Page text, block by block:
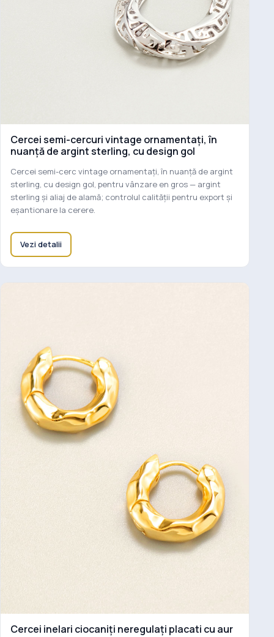
Cercei semi-cercuri vintage ornamentați, în
nuanță de argint sterling, cu design gol
Cercei semi-cerc vintage ornamentați, în nuanță de argint
sterling, cu design gol, pentru vânzare en gros — argint
sterling și aliaj de alamă; controlul calității pentru export și
eșantionare la cerere.
Vezi detalii
Cercei inelari ciocaniți neregulați placati cu aur